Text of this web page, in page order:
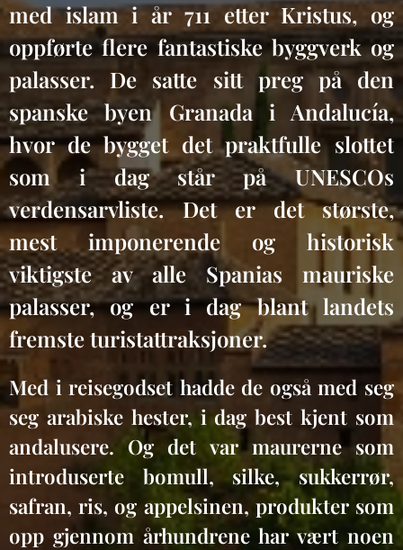
med islam i år 711 etter Kristus, og
oppførte flere fantastiske byggverk og
palasser. De satte sitt preg på den
spanske byen Granada i Andalucía,
hvor de bygget det praktfulle slottet
som i dag står på UNESCOs
verdensarvliste. Det er det største,
mest imponerende og historisk
viktigste av alle Spanias mauriske
palasser, og er i dag blant landets
fremste turistattraksjoner.
Med i reisegodset hadde de også med seg
seg arabiske hester, i dag best kjent som
andalusere. Og det var maurerne som
introduserte bomull, silke, sukkerrør,
safran, ris, og appelsinen, produkter som
opp gjennom århundrene har vært noen